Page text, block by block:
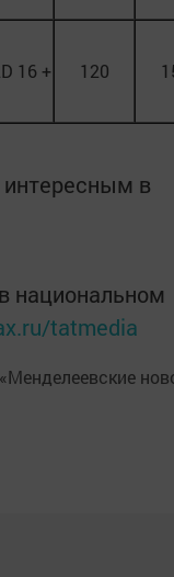
16 + 120
в
национальном
tatmedia
«Менделеевские